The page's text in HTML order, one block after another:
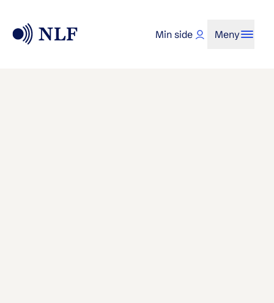
Min side Meny